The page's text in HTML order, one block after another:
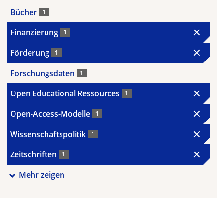
Bücher 1
Finanzierung 1
Förderung 1
Forschungsdaten 1
Open Educational Ressources 1
Open-Access-Modelle 1
Wissenschaftspolitik 1
Zeitschriften 1
Mehr zeigen